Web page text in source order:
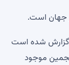
در همین حال ، همانطور که توسط U.Toay گزارش شده است
موجود